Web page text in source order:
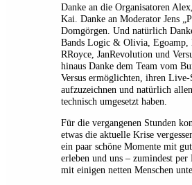
Danke an die Organisatoren
Kai. Danke an Moderator Jens
Domgörgen. Und natürlich
Bands Logic & Olivia,
RRoyce, JanRevolution und
hinaus Danke dem Team vom
Versus ermöglichten, ihren
aufzuzeichnen und natürlich
technisch umgesetzt haben.
Für die vergangenen Stunden
etwas die aktuelle Krise
ein paar schöne Momente mit
erleben und uns – zumindest
mit einigen netten Menschen